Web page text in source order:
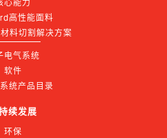
心能力
高性能面料
料切割解决方案
电气系统
软件
统产品目录
续发展
环保